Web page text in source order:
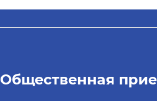
Общественная